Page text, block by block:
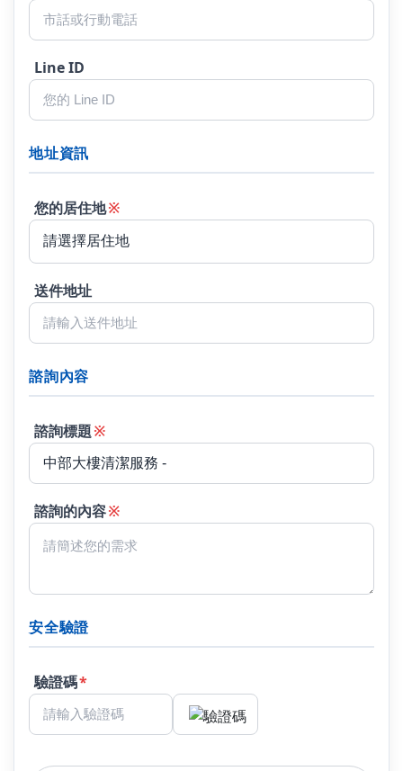
Line ID
地址資訊
您的居住地※
送件地址
諮詢內容
諮詢標題※
諮詢的內容※
安全驗證
驗證碼*